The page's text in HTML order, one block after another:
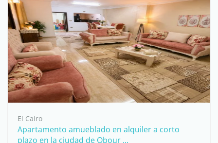
El Cairo
Apartamento amueblado en alquiler a corto
plazo en la ciudad de Obour ...